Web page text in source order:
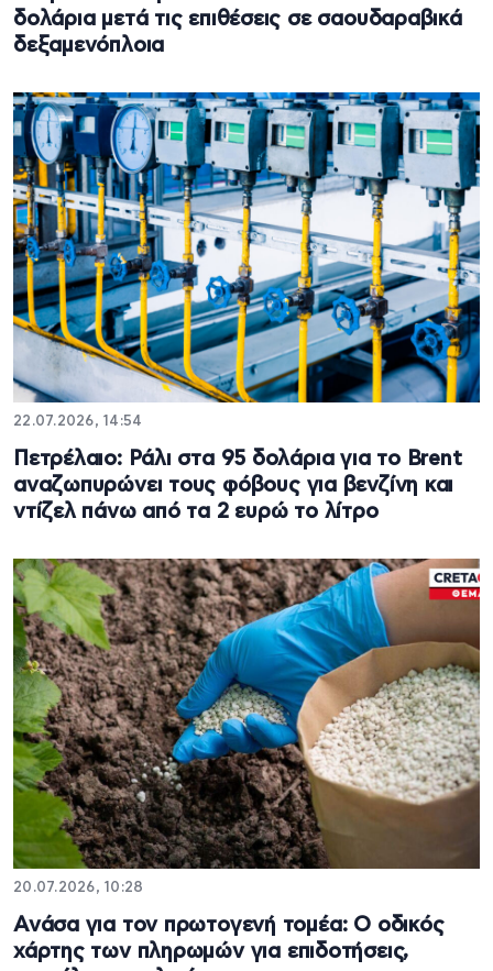
δολάρια μετά τις επιθέσεις σε σαουδαραβικά
δεξαμενόπλοια
22.07.2026, 14:54
Πετρέλαιο: Ράλι στα 95 δολάρια για το Brent
αναζωπυρώνει τους φόβους για βενζίνη και
ντίζελ πάνω από τα 2 ευρώ το λίτρο
20.07.2026, 10:28
Ανάσα για τον πρωτογενή τομέα: Ο οδικός
χάρτης των πληρωμών για επιδοτήσεις,